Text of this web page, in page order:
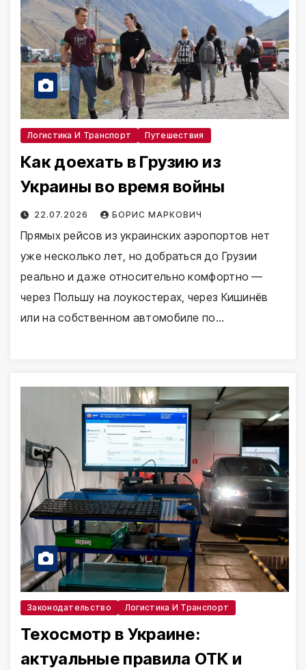
Логистика И Транспорт Путешествия
Как доехать в Грузию из
Украины во время войны
22.07.2026 БОРИС МАРКОВИЧ
Прямых рейсов из украинских аэропортов нет
уже несколько лет, но добраться до Грузии
реально и даже относительно комфортно —
через Польшу на лоукостерах, через Кишинёв
или на собственном автомобиле по…
Законодательство Логистика И Транспорт
Техосмотр в Украине:
актуальные правила ОТК и